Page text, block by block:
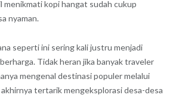
menikmati kopi hangat sudah cukup
nyaman.
seperti ini sering kali justru menjadi
Tidak heran jika banyak traveler
mengenal destinasi populer melalui
akhirnya tertarik mengeksplorasi desa-desa